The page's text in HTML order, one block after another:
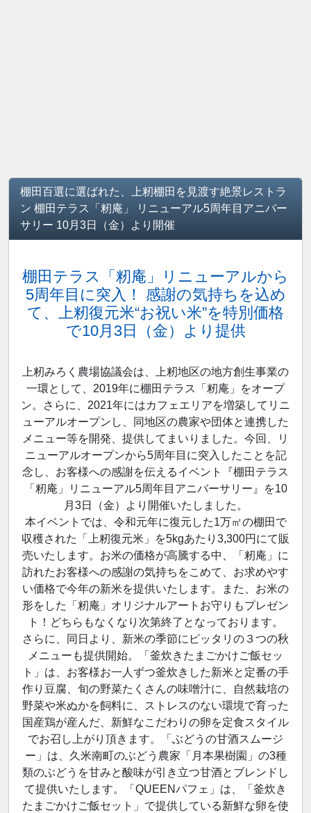
棚田百選に選ばれた、上籾棚田を見渡す絶景レストラ
ン 棚田テラス「籾庵」 リニューアル5周年目アニバー
サリー 10月3日（金）より開催
棚田テラス「籾庵」リニューアルから
5周年目に突入！ 感謝の気持ちを込め
て、上籾復元米“お祝い米”を特別価格
で10月3日（金）より提供
上籾みろく農場協議会は、上籾地区の地方創生事業の
一環として、2019年に棚田テラス「籾庵」をオープ
ン。さらに、2021年にはカフェエリアを増築してリニ
ューアルオープンし、同地区の農家や団体と連携した
メニュー等を開発、提供してまいりました。今回、リ
ニューアルオープンから5周年目に突入したことを記
念し、お客様への感謝を伝えるイベント『棚田テラス
「籾庵」リニューアル5周年目アニバーサリー』を10
月3日（金）より開催いたしました。
本イベントでは、令和元年に復元した1万㎡の棚田で
収穫された「上籾復元米」を5kgあたり3,300円にて販
売いたします。お米の価格が高騰する中、「籾庵」に
訪れたお客様への感謝の気持ちをこめて、お求めやす
い価格で今年の新米を提供いたします。また、お米の
形をした「籾庵」オリジナルアートお守りもプレゼン
ト！どちらもなくなり次第終了となっております。
さらに、同日より、新米の季節にピッタリの３つの秋
メニューも提供開始。「釜炊きたまごかけご飯セッ
ト」は、お客様お一人ずつ釜炊きした新米と定番の手
作り豆腐、旬の野菜たくさんの味噌汁に、自然栽培の
野菜や米ぬかを飼料に、ストレスのない環境で育った
国産鶏が産んだ、新鮮なこだわりの卵を定食スタイル
でお召し上がり頂きます。「ぶどうの甘酒スムージ
ー」は、久米南町のぶどう農家「月本果樹園」の3種
類のぶどうを甘みと酸味が引き立つ甘酒とブレンドし
て提供いたします。「QUEENパフェ」は、「釜炊き
たまごかけご飯セット」で提供している新鮮な卵を使